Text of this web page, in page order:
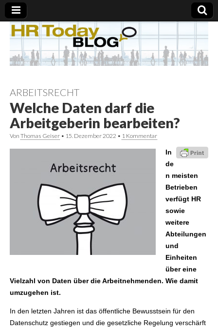
ARBEITSRECHT
Welche Daten darf die
Arbeitgeberin bearbeiten?
Von Thomas Geiser • 15. Dezember 2022 • 1 Kommentar
In
de
n meisten
Betrieben
verfügt HR
sowie
weitere
Abteilungen
und
Einheiten
über eine
Vielzahl von Daten über die Arbeitnehmenden. Wie damit
umzugehen ist.
In den letzten Jahren ist das öffentliche Bewusstsein für den
Datenschutz gestiegen und die gesetzliche Regelung verschärft